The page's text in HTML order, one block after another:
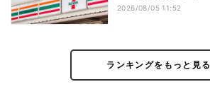
2026/08/05 11:52
ランキングをもっと見る